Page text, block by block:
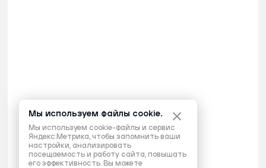
Мы используем файлы cookie.
Мы используем cookie-файлы и сервис
Яндекс.Метрика, чтобы запомнить ваши
настройки, анализировать
посещаемость и работу сайта, повышать
его эффективность. Вы можете